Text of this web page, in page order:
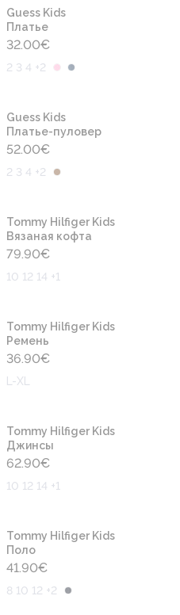
Guess Kids
Платье
32.00€
2 3 4 +2
Guess Kids
Платье-пуловер
52.00€
2 3 4 +2
Tommy Hilfiger Kids
Вязаная кофта
79.90€
10 12 14 +1
Tommy Hilfiger Kids
Ремень
36.90€
L-XL
Tommy Hilfiger Kids
Джинсы
62.90€
10 12 14 +1
Tommy Hilfiger Kids
Поло
41.90€
8 10 12 +2